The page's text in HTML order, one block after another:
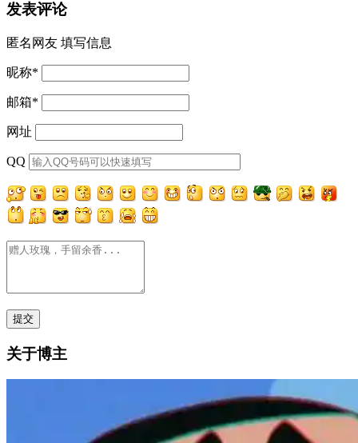
发表评论
匿名网友 填写信息
昵称*
邮箱*
网址
QQ
关于博主